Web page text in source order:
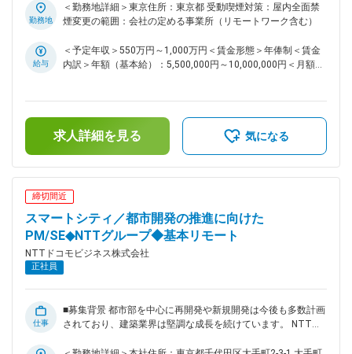
あります。チーム内は、個性豊かな人材がそろっており、自身
の持つスキルを最大限に発揮できる環境でもあり、伸び伸びと
したいと考えておられる方を募集しております。 変更の範
囲：会社の定める業務
市開発ビジネスなど建設工事を伴うソリューションシステム構
築においては安全・品質両面の適正かつ生産性の高い施工の確
担える人財を求めています。 ■業務概要： 元請工事の施工管
理技術者として、システム構築全体の施工計画および、工程管
を実施 （3）施工全般の工程管理による課題把握、適切な管
理・指導を実施 ■業務詳細： 以下業務に従事いただきます。
（1）施工計画に基づくお客様や関連する建設会社、下請負会
様との施工に関わる要件確認、作業に必要な調整対応 ・お客
様関連会社（ゼネコン、サブコンやビル管理会社）などとの施
工に関わる要件確認、調整対応 ・下請負会社との施工に関わ
る要件確認、契約発注、施工要領書確認、確認作業に必要な調
整対応 （2）現場における工程会議参加、工事立ち合い ・現
場におけるお客様関連会社（ゼネコン、サブコンなど）主催の
工程会議への参加 ・現場における工事立ち合い（巡回、指
導、出来高確認） ・現場における受入検査（合否判定、是
正） （3）施工全般の工程管理による課題把握、適切な管理・
指導 ・監理技術者又は主任技術者として専門知識を活用した
工程管理 ・建業法など関連法規に則った書類作成 ■配属組織
について： 大規模～中小規模顧客のICTソリューションシステ
ム構築案件プロジェクトに施工管理エンジニアとして参画し、
勤務地
＜勤務地詳細＞東京住所：東京都 受動喫煙対策：屋内全面禁
煙変更の範囲：会社の定める事業所（リモートワーク含む）
給与
＜予定年収＞550万円～1,000万円＜賃金形態＞年俸制＜賃金
内訳＞年額（基本給）：5,500,000円～10,000,000円＜月額＞
ります。月給(月額)は固定手当を含めた表記です。
求人詳細を見る 気になる
締切間近
スマートシティ／都市開発の推進に向けた
PM/SE◆NTTグループ◆基本リモート
NTTドコモビジネス株式会社
正社員
仕事
■募集背景 都市部を中心に再開発や新規開発は今後も多数計画
されており、建築業界は堅調な成長を続けています。 NTTに